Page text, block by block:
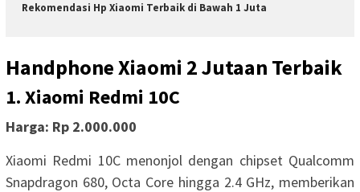
Rekomendasi Hp Xiaomi Terbaik di Bawah 1 Juta
Handphone Xiaomi 2 Jutaan Terbaik
1. Xiaomi Redmi 10C
Harga: Rp 2.000.000
Xiaomi Redmi 10C menonjol dengan chipset Qualcomm
Snapdragon 680, Octa Core hingga 2.4 GHz, memberikan